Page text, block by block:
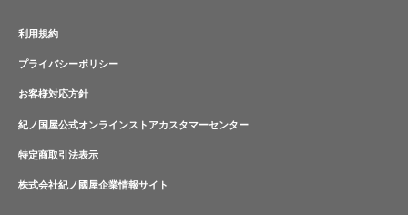
利用規約
プライバシーポリシー
お客様対応方針
紀ノ国屋公式オンラインストアカスタマーセンター
特定商取引法表示
株式会社紀ノ國屋企業情報サイト